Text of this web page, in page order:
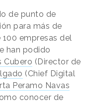
de punto de
para más de
100 empresas del
han podido
Cubero (Director de
(Chief Digital
Peramo Navas
conocer de